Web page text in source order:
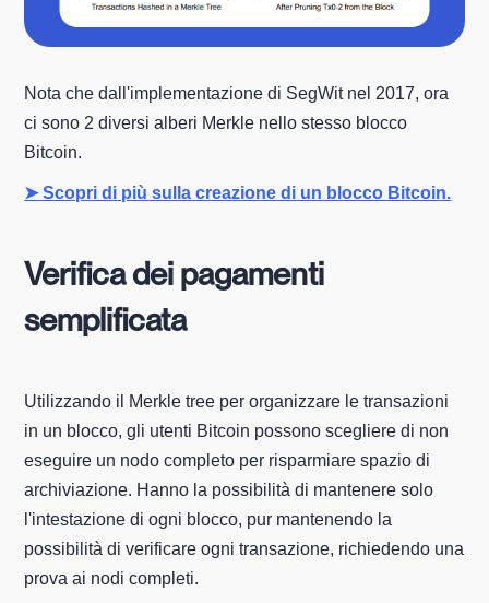
Nota che dall'implementazione di SegWit nel 2017, ora
ci sono 2 diversi alberi Merkle nello stesso blocco
Bitcoin.
➤ Scopri di più sulla creazione di un blocco Bitcoin.
Verifica dei pagamenti
semplificata
Utilizzando il Merkle tree per organizzare le transazioni
in un blocco, gli utenti Bitcoin possono scegliere di non
eseguire un nodo completo per risparmiare spazio di
archiviazione. Hanno la possibilità di mantenere solo
l'intestazione di ogni blocco, pur mantenendo la
possibilità di verificare ogni transazione, richiedendo una
prova ai nodi completi.